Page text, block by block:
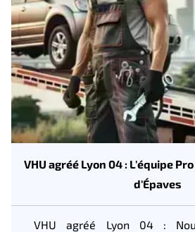
VHU agréé Lyon 04 : L'équipe
d'Épaves
VHU agréé Lyon 04 :